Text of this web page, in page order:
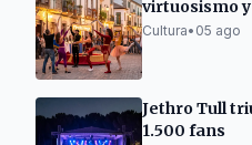
virtuosismo
Cultura• 05 ago
Jethro Tull
1.500 fans